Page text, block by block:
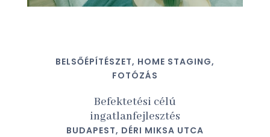
BELSŐÉPÍTÉSZET, HOME STAGING,
FOTÓZÁS
Befektetési célú
ingatlanfejlesztés
BUDAPEST, DÉRI MIKSA UTCA